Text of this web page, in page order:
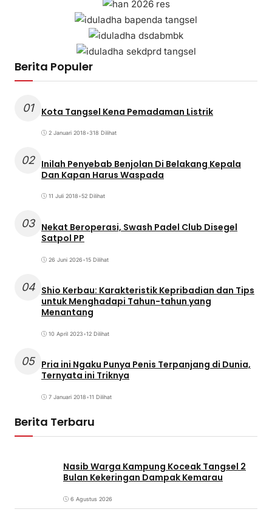
Berita Populer
01 Kota Tangsel Kena Pemadaman Listrik
2 Januari 2018•318 Dilihat
02 Inilah Penyebab Benjolan Di Belakang Kepala
Dan Kapan Harus Waspada
11 Juli 2018•52 Dilihat
03 Nekat Beroperasi, Swash Padel Club Disegel
Satpol PP
26 Juni 2026•15 Dilihat
04 Shio Kerbau: Karakteristik Kepribadian dan Tips
untuk Menghadapi Tahun-tahun yang
Menantang
10 April 2023•12 Dilihat
05 Pria ini Ngaku Punya Penis Terpanjang di Dunia,
Ternyata ini Triknya
7 Januari 2018•11 Dilihat
Berita Terbaru
Nasib Warga Kampung Koceak Tangsel 2
Bulan Kekeringan Dampak Kemarau
6 Agustus 2026